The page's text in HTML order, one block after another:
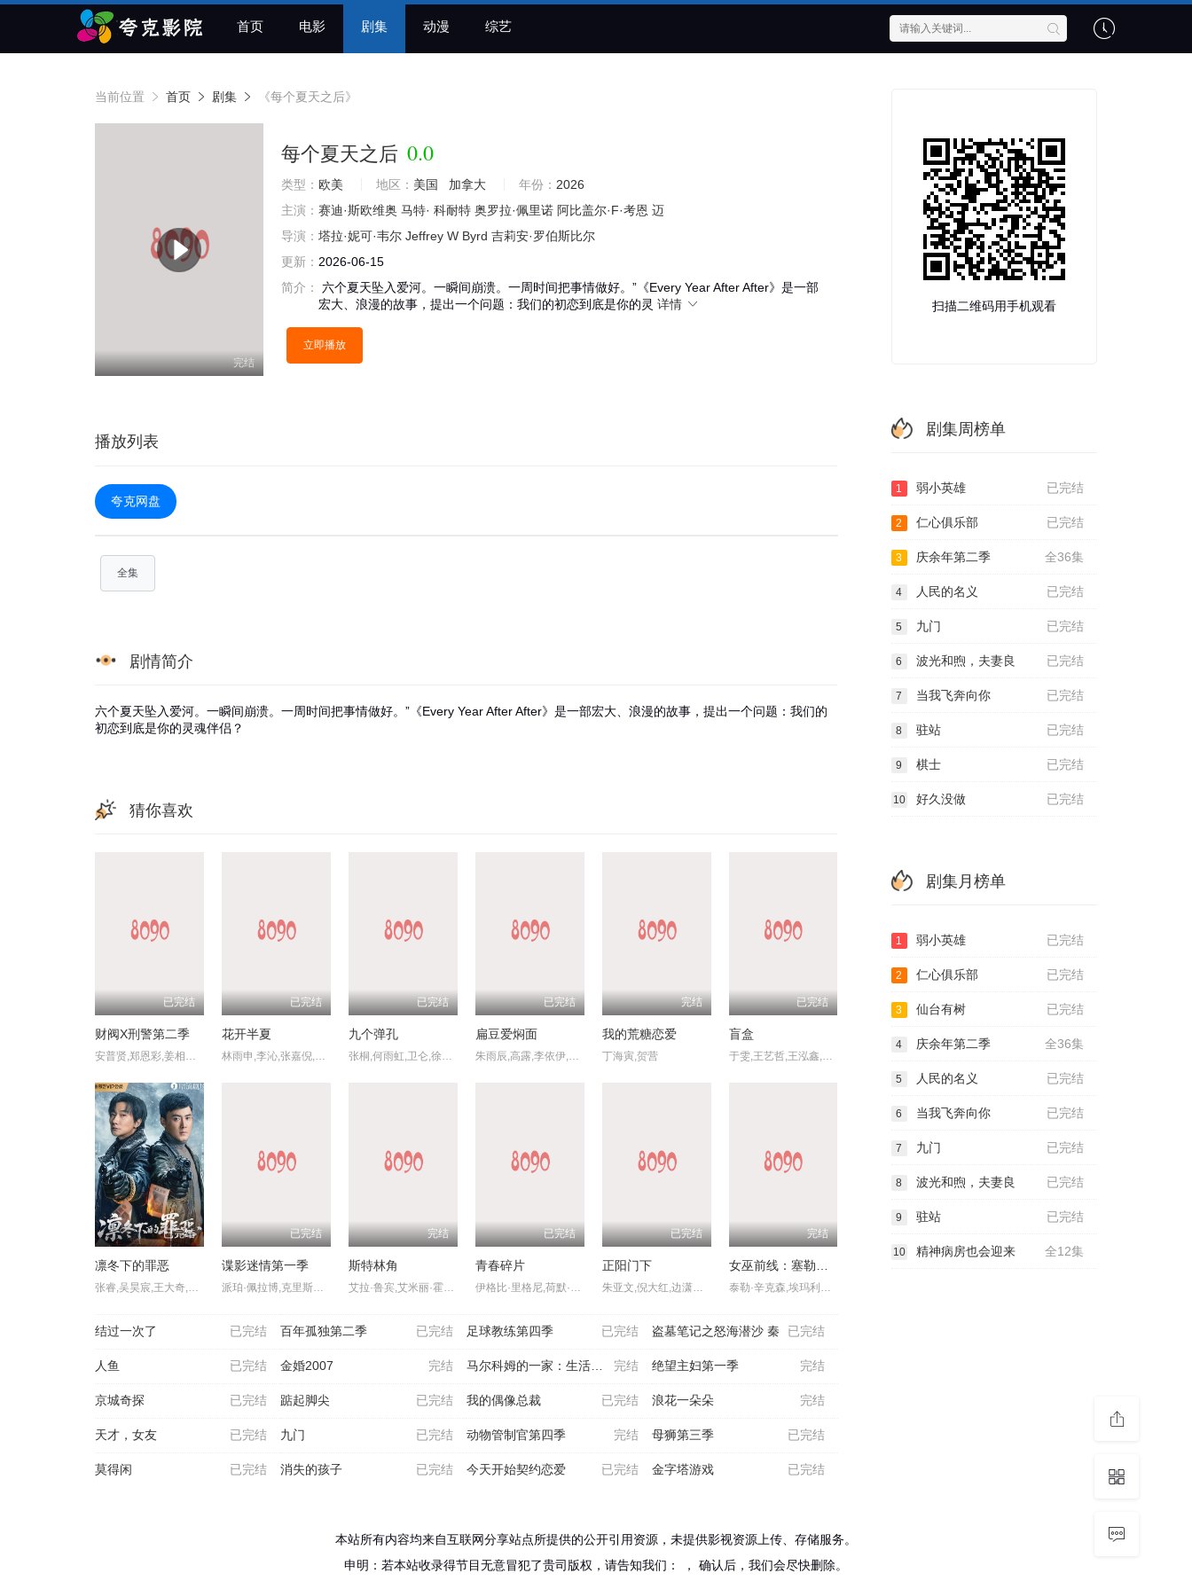
首页 电影 剧集 动漫 综艺
当前位置 首页 剧集 《每个夏天之后》
完结
每个夏天之后 0.0
类型： 欧美 地区： 美国 加拿大 年份： 2026
主演： 赛迪·斯欧维奥 马特· 科耐特 奥罗拉·佩里诺 阿比盖尔·F·考恩 迈
导演： 塔拉·妮可·韦尔 Jeffrey W Byrd 吉莉安·罗伯斯比尔
更新： 2026-06-15
简介：
六个夏天坠入爱河。一瞬间崩溃。一周时间把事情做好。”《Every Year After After》是一部
宏大、浪漫的故事，提出一个问题：我们的初恋到底是你的灵 详情
立即播放
播放列表
夸克网盘
全集
剧情简介
六个夏天坠入爱河。一瞬间崩溃。一周时间把事情做好。”《Every Year After After》是一部宏大、浪漫的故事，提出一个问题：我们的
初恋到底是你的灵魂伴侣？
猜你喜欢
已完结
财阀X刑警第二季
安普贤,郑恩彩,姜相准,金伸比,俞承豪
已完结
花开半夏
林雨申,李沁,张嘉倪,杨洋,苗侨伟,阚清子,马晓灿,尤勇智,归亚蕾,肥龙,戚美珍,房子斌
已完结
九个弹孔
张桐,何雨虹,卫仑,徐百慧,杨轶,齐奎,孙绍龙,傅亨
已完结
扁豆爱焖面
朱雨辰,高露,李依伊,宿丹
完结
我的荒糖恋爱
丁海寅,贺营
已完结
盲盒
于雯,王艺哲,王泓鑫,卜冠今,孙天宇,加奈那,成岳,杨琼,易梦玲
已完结
凛冬下的罪恶
已完结
谍影迷情第一季
派珀·佩拉博,克里斯托弗·戈勒姆,卡瑞·玛切特,彼得·盖勒
完结
斯特林角
艾拉·鲁宾,艾米丽·霍菲尔,基恩·鲁法洛,Mabel,Strachan,博·布拉加森,丹尼尔·奎恩-托伊,雅各布·怀特达克-拉瓦,Nikko,Angelo,Hinayo,西德哈特·沙玛,Christopher,Omari,凯蒂·道格拉斯,卢克·艾沃雷多,凯特·惠勒,杰弗里·迪恩·摩根,米西·派勒
已完结
青春碎片
已完结
正阳门下
朱亚文,倪大红,边潇潇,李光复,杨立新,李建华,朱铁,迟嘉,李野萍,哈斯高娃,陈思斯,尹馨梓,张晶晶,张莉,范琳琳,谭维亚
完结
已完结
结过一次了 已完结
百年孤独第二季 已完结
足球教练第四季 已完结
盗墓笔记之怒海潜沙 秦
已完结
人鱼 完结
金婚2007 完结
马尔科姆的一家：生活依旧 完结
绝望主妇第一季
已完结
京城奇探 已完结
踮起脚尖 已完结
我的偶像总裁 完结
浪花一朵朵
已完结
天才，女友 已完结
九门 完结
动物管制官第四季 已完结
母狮第三季
已完结
莫得闲 已完结
消失的孩子 已完结
今天开始契约恋爱 已完结
金字塔游戏
扫描二维码用手机观看
剧集周榜单
已完结
1 弱小英雄
已完结
2 仁心俱乐部
全36集
3 庆余年第二季
已完结
4 人民的名义
已完结
5 九门
已完结
6 波光和煦，夫妻良
已完结
7 当我飞奔向你
已完结
8 驻站
已完结
9 棋士
已完结
10 好久没做
剧集月榜单
已完结
1 弱小英雄
已完结
2 仁心俱乐部
已完结
3 仙台有树
全36集
4 庆余年第二季
已完结
5 人民的名义
已完结
6 当我飞奔向你
已完结
7 九门
已完结
8 波光和煦，夫妻良
已完结
9 驻站
全12集
10 精神病房也会迎来
本站所有内容均来自互联网分享站点所提供的公开引用资源，未提供影视资源上传、存储服务。
申明：若本站收录得节目无意冒犯了贵司版权，请告知我们：
， 确认后，我们会尽快删除。